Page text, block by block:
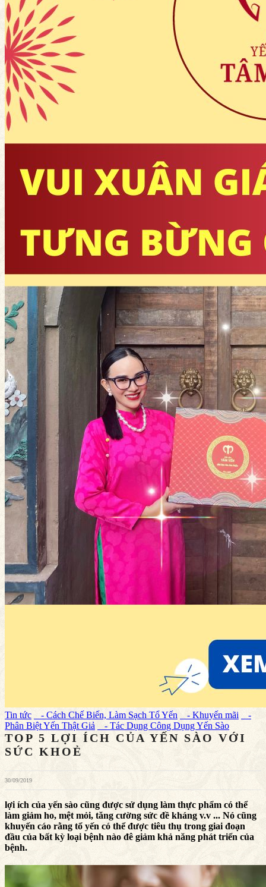
Tin tức - Cách Chế Biến, Làm Sạch Tổ Yến - Khuyến mãi
-
Phân Biệt Yến Thật Giả
- Tác Dụng Công Dụng Yến Sào
TOP 5 LỢI ÍCH CỦA YẾN SÀO VỚI
SỨC KHOẺ
30/09/2019
lợi ích của yến sào cũng được sử dụng làm thực phẩm có thể
làm giảm ho, mệt mỏi, tăng cường sức đề kháng v.v ... Nó cũng
khuyến cáo rằng tổ yến có thể được tiêu thụ trong giai đoạn
đầu của bất kỳ loại bệnh nào đê giảm khả năng phát triển của
bệnh.